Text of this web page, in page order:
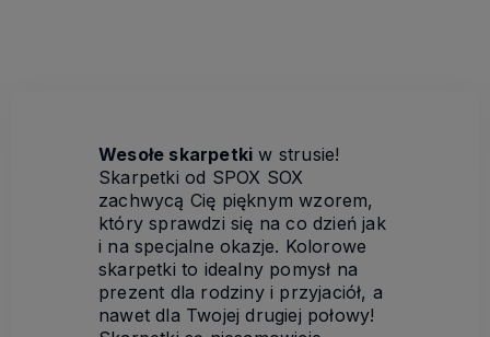
Wesołe skarpetki w strusie!
Skarpetki od SPOX SOX
zachwycą Cię pięknym wzorem,
który sprawdzi się na co dzień jak
i na specjalne okazje. Kolorowe
skarpetki to idealny pomysł na
prezent dla rodziny i przyjaciół, a
nawet dla Twojej drugiej połowy!